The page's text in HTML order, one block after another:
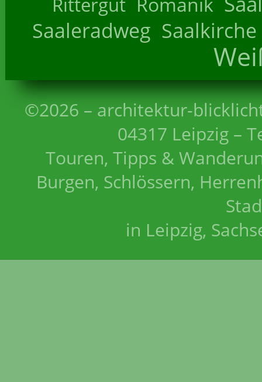
Saaleradweg Saalkirche
©2026 – architektur-
04317 Leipzig –
Touren, Tipps &
Burgen, Schlössern,
in Leipzig,